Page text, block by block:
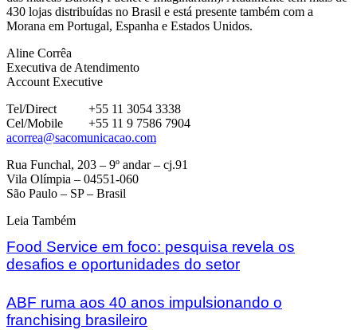
430 lojas distribuídas no Brasil e está presente também com a
Morana em Portugal, Espanha e Estados Unidos.
Aline Corrêa
Executiva de Atendimento
Account Executive
Tel/Direct +55 11 3054 3338
Cel/Mobile +55 11 9 7586 7904
acorrea@sacomunicacao.com
Rua Funchal, 203 – 9º andar – cj.91
Vila Olímpia – 04551-060
São Paulo – SP – Brasil
Leia Também
Food Service em foco: pesquisa revela os
desafios e oportunidades do setor
ABF ruma aos 40 anos impulsionando o
franchising brasileiro